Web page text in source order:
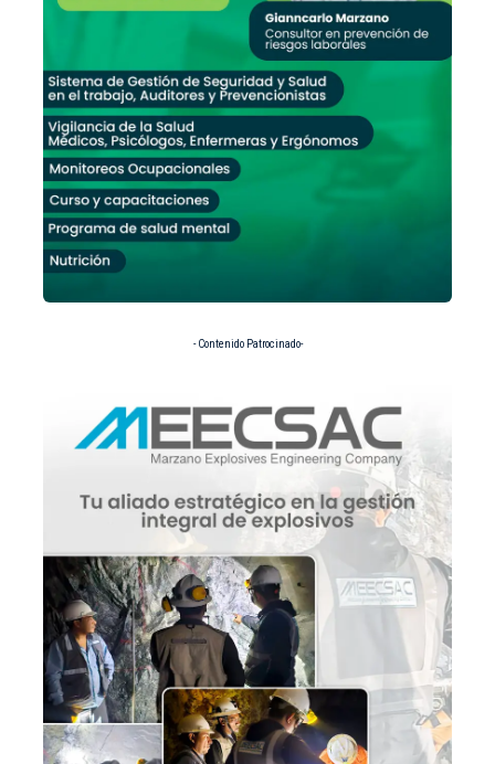
- Contenido Patrocinado-